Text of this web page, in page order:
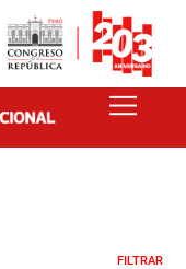
FILTRAR